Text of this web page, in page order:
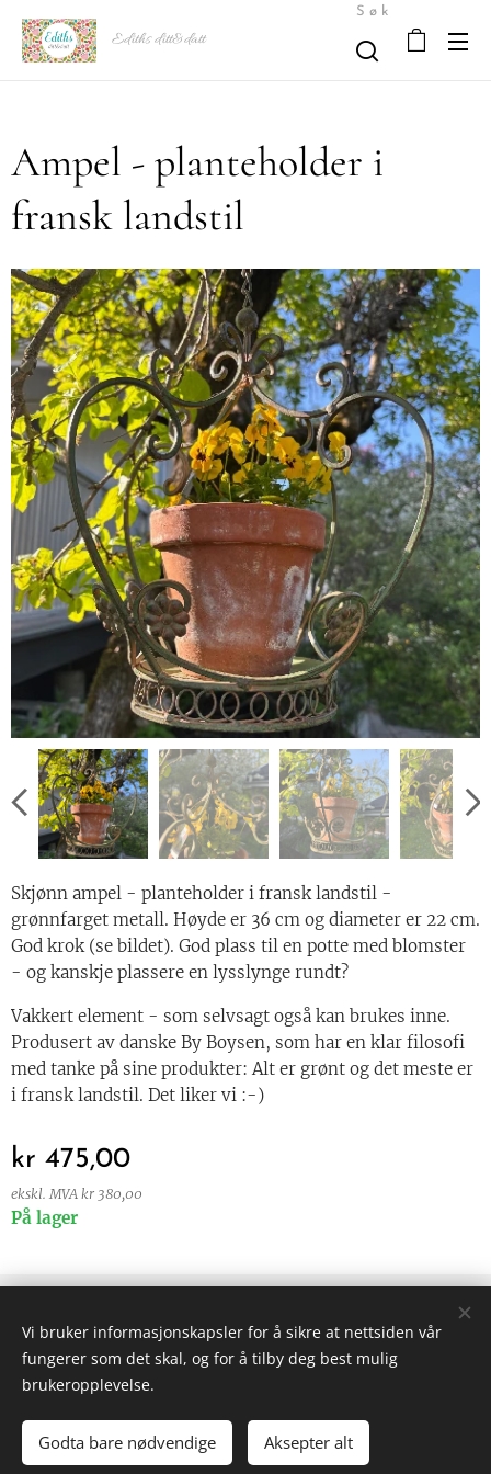
Ediths ditt&datt
Søk
Ampel - planteholder i
fransk landstil
Skjønn ampel - planteholder i fransk landstil -
grønnfarget metall. Høyde er 36 cm og diameter er 22 cm.
God krok (se bildet). God plass til en potte med blomster
- og kanskje plassere en lysslynge rundt?
Vakkert element - som selvsagt også kan brukes inne.
Produsert av danske By Boysen, som har en klar filosofi
med tanke på sine produkter: Alt er grønt og det meste er
i fransk landstil. Det liker vi :-)
kr 475,00
ekskl. MVA kr 380,00
På lager
LEGG TIL I HANDLEKURVEN
Vilkår og betingelser|Personvern
Informasjonskapsler
Vi bruker informasjonskapsler for å sikre at nettsiden vår
fungerer som det skal, og for å tilby deg best mulig
brukeropplevelse.
Godta bare nødvendige Aksepter alt